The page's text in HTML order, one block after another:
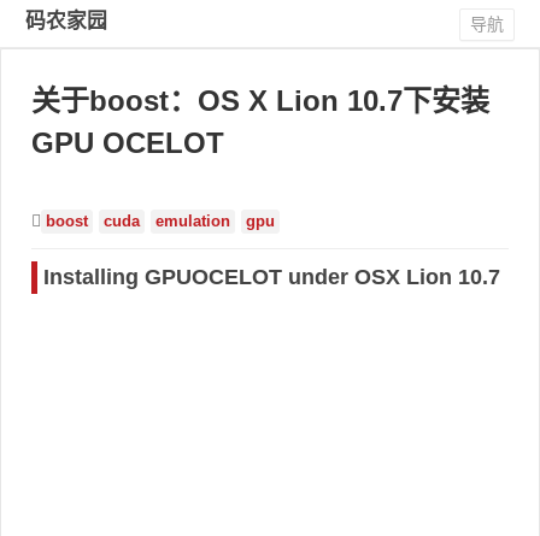
码农家园 导航
关于boost：OS X Lion 10.7下安装
GPU OCELOT
boost cuda emulation gpu
Installing GPUOCELOT under OSX Lion 10.7